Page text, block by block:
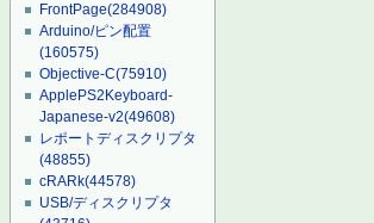
FrontPage(284908)
Arduino/ピン配置
(160575)
Objective-C(75910)
ApplePS2Keyboard-
Japanese-v2(49608)
レポートディスクリプタ
(48855)
cRARk(44578)
USB/ディスクリプタ